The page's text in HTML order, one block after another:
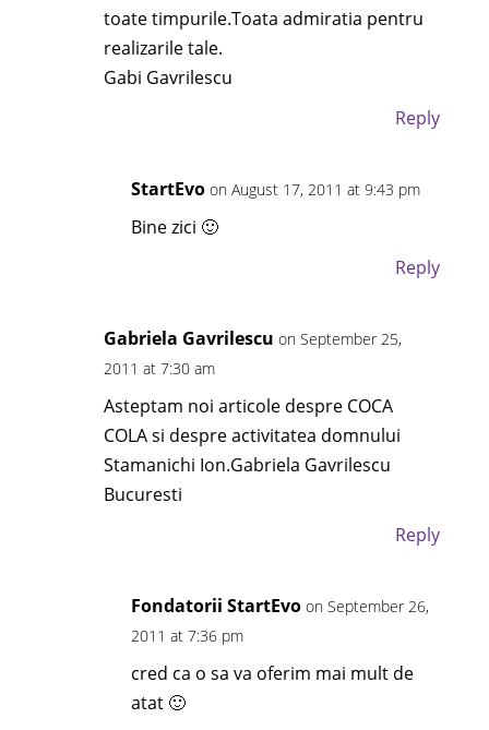
toate timpurile.Toata admiratia pentru
realizarile tale.
Gabi Gavrilescu
Reply
StartEvo on August 17, 2011 at 9:43 pm
Bine zici 🙂
Reply
Gabriela Gavrilescu on September 25,
2011 at 7:30 am
Asteptam noi articole despre COCA
COLA si despre activitatea domnului
Stamanichi Ion.Gabriela Gavrilescu
Bucuresti
Reply
Fondatorii StartEvo on September 26,
2011 at 7:36 pm
cred ca o sa va oferim mai mult de
atat 🙂